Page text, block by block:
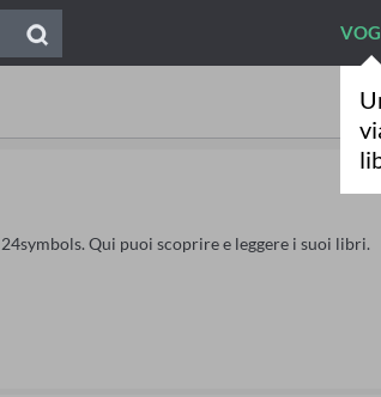
Qui puoi scoprire e leggere i suoi libri.